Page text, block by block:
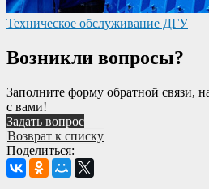
Техническое обслуживание ДГУ
Возникли вопросы?
Заполните форму обратной связи,
с вами!
Задать вопрос
Возврат к списку
Поделиться: